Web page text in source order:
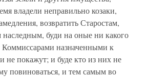
владели неправильно козаки,
возвратить Старостам,
буди на оные ни какого
назначенными к
не покажут; и буде кто из них не
повиноваться, и тем самым во